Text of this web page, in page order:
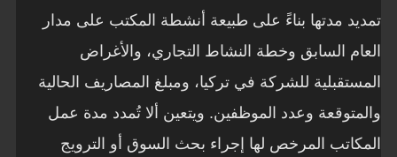
تمديد مدتها بناءً على طبيعة أنشطة المكتب على مدار
العام السابق وخطة النشاط التجاري، والأغراض
المستقبلية للشركة في تركيا، ومبلغ المصاريف الحالية
والمتوقعة وعدد الموظفين. ويتعين ألا تُمدد مدة عمل
المكاتب المرخص لها إجراء بحث السوق أو الترويج